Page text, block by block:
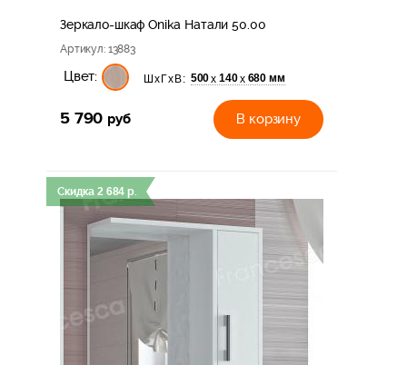
Зеркало-шкаф Onika Натали 50.00
Артикул: 13883
Цвет: ШхГхВ: 500х 140х 680 мм
5 790 руб В корзину
Скидка 2 684 р.